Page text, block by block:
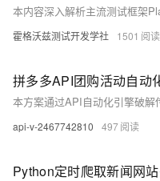
霍格沃兹测试开发学社 1501
api-v-2467742810 497
Python定时爬取新闻网